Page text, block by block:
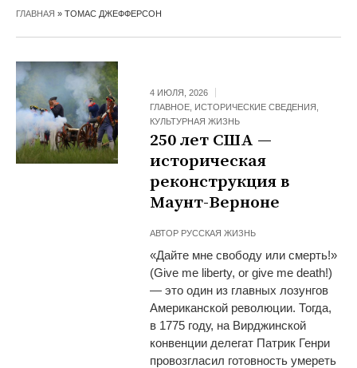
ГЛАВНАЯ » ТОМАС ДЖЕФФЕРСОН
4 ИЮЛЯ, 2026
ГЛАВНОЕ ИСТОРИЧЕСКИЕ СВЕДЕНИЯ
КУЛЬТУРНАЯ ЖИЗНЬ
250 лет США —
историческая
реконструкция в
Маунт-Верноне
АВТОР РУССКАЯ ЖИЗНЬ
«Дайте мне свободу или смерть!»
(Give me liberty, or give me death!)
— это один из главных лозунгов
Американской революции. Тогда,
в 1775 году, на Вирджинской
конвенции делегат Патрик Генри
провозгласил готовность умереть